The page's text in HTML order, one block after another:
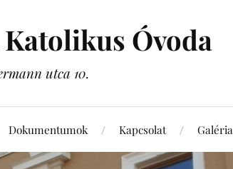
Óvoda
utca 10.
Dokumentumok Kapcsolat Galéria